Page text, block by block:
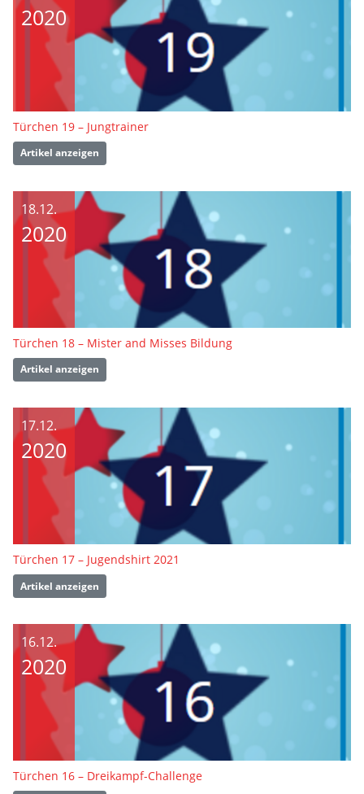
2020
Türchen 19 – Jungtrainer
Artikel anzeigen
18.12.
2020
Türchen 18 – Mister and Misses Bildung
Artikel anzeigen
17.12.
2020
Türchen 17 – Jugendshirt 2021
Artikel anzeigen
16.12.
2020
Türchen 16 – Dreikampf-Challenge